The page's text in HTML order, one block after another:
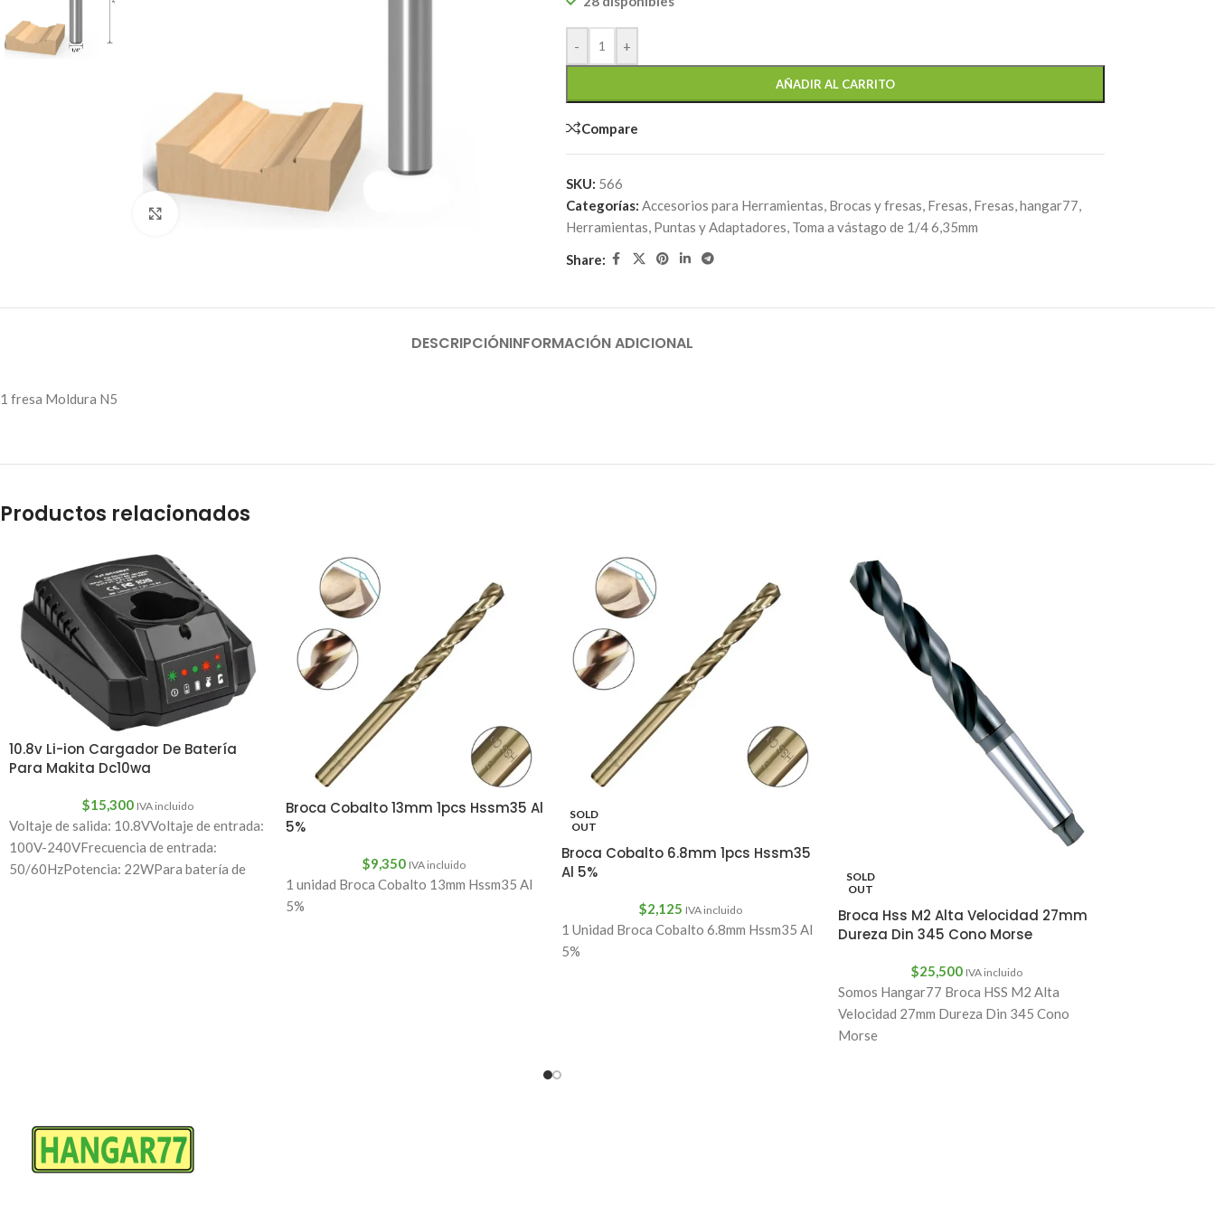
- +
AÑADIR AL CARRITO
Compare
SKU: 566
Categorías: Accesorios para Herramientas, Brocas y fresas, Fresas, Fresas,hangar77,
Herramientas, Puntas y Adaptadores, Toma a vástago de 1/4 6,35mm
Share:
DESCRIPCIÓNINFORMACIÓN ADICIONAL
1 fresa Moldura N5
Productos relacionados
10.8v Li-ion Cargador De Batería
Para Makita Dc10wa
$15,300 IVA incluido
Voltaje de salida: 10.8VVoltaje de entrada:
100V-240VFrecuencia de entrada:
50/60HzPotencia: 22WPara batería de
Broca Cobalto 13mm 1pcs Hssm35 Al
5%
$9,350 IVA incluido
1 unidad Broca Cobalto 13mm Hssm35 Al
5%
SOLD
OUT
Broca Cobalto 6.8mm 1pcs Hssm35
Al 5%
$2,125 IVA incluido
1 Unidad Broca Cobalto 6.8mm Hssm35 Al
5%
SOLD
OUT
Broca Hss M2 Alta Velocidad 27mm
Dureza Din 345 Cono Morse
$25,500 IVA incluido
Somos Hangar77 Broca HSS M2 Alta
Velocidad 27mm Dureza Din 345 Cono
Morse